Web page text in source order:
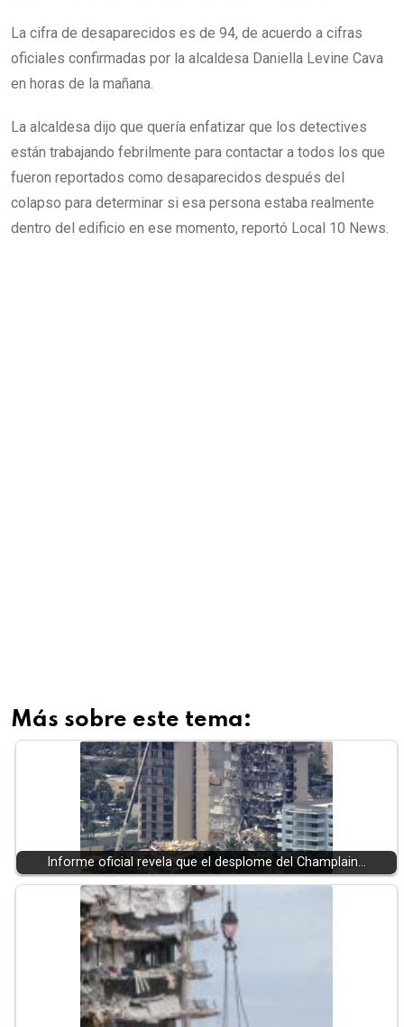
La cifra de desaparecidos es de 94, de acuerdo a cifras
oficiales confirmadas por la alcaldesa Daniella Levine Cava
en horas de la mañana.
La alcaldesa dijo que quería enfatizar que los detectives
están trabajando febrilmente para contactar a todos los que
fueron reportados como desaparecidos después del
colapso para determinar si esa persona estaba realmente
dentro del edificio en ese momento, reportó Local 10 News.
Más sobre este tema:
Informe oficial revela que el desplome del Champlain…